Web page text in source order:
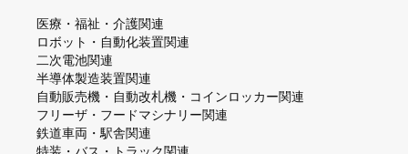
医療・福祉・介護関連
ロボット・自動化装置関連
二次電池関連
半導体製造装置関連
自動販売機・自動改札機・コインロッカー関連
フリーザ・フードマシナリー関連
鉄道車両・駅舎関連
特装・バス・トラック関連